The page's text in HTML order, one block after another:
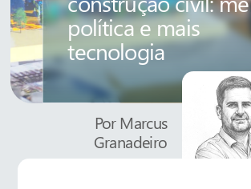
política e mais
tecnologia
Por Marcus
Granadeiro